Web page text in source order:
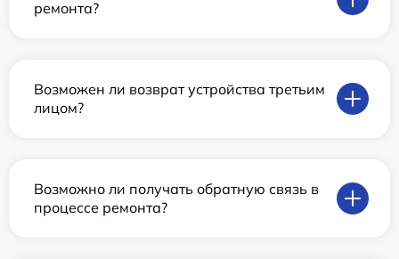
ремонта?
Возможен ли возврат устройства третьим
лицом?
Возможно ли получать обратную связь в
процессе ремонта?